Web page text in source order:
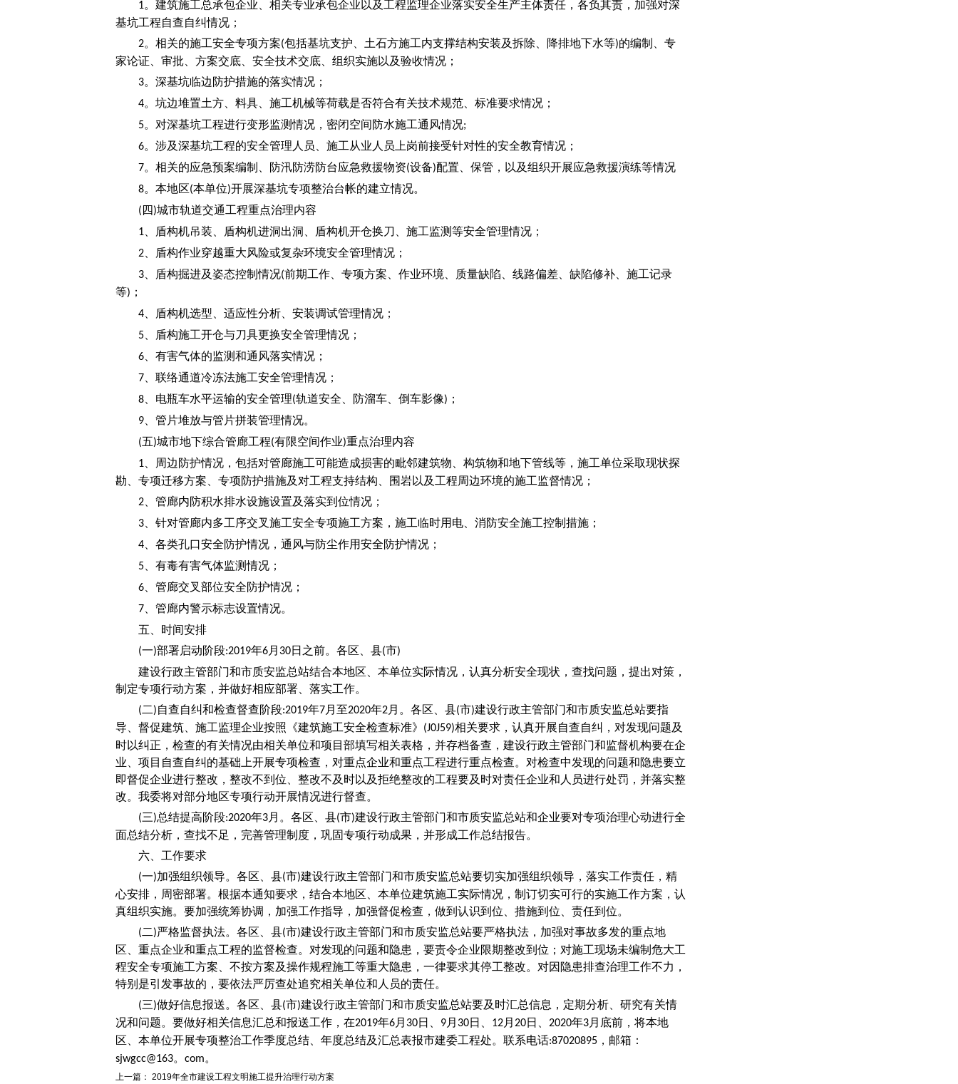
1。建筑施工总承包企业、相关专业承包企业以及工程监理企业落实安全生产主体责任，各负其责，加强对深
基坑工程自查自纠情况；
2。相关的施工安全专项方案(包括基坑支护、土石方施工内支撑结构安装及拆除、降排地下水等)的编制、专
家论证、审批、方案交底、安全技术交底、组织实施以及验收情况；
3。深基坑临边防护措施的落实情况；
4。坑边堆置土方、料具、施工机械等荷载是否符合有关技术规范、标准要求情况；
5。对深基坑工程进行变形监测情况，密闭空间防水施工通风情况;
6。涉及深基坑工程的安全管理人员、施工从业人员上岗前接受针对性的安全教育情况；
7。相关的应急预案编制、防汛防涝防台应急救援物资(设备)配置、保管，以及组织开展应急救援演练等情况
8。本地区(本单位)开展深基坑专项整治台帐的建立情况。
( 四)城市轨道交通工程重点治理内容
1 、盾构机吊装、盾构机进洞出洞、盾构机开仓换刀、施工监测等安全管理情况；
2 、盾构作业穿越重大风险或复杂环境安全管理情况；
3 、盾构掘进及姿态控制情况(前期工作、专项方案、作业环境、质量缺陷、线路偏差、缺陷修补、施工记录
等) ；
4 、盾构机选型、适应性分析、安装调试管理情况；
5 、盾构施工开仓与刀具更换安全管理情况；
6 、有害气体的监测和通风落实情况；
7 、联络通道冷冻法施工安全管理情况；
8 、电瓶车水平运输的安全管理(轨道安全、防溜车、倒车影像) ；
9 、管片堆放与管片拼装管理情况。
(五)城市地下综合管廊工程(有限空间作业)重点治理内容
1 、周边防护情况，包括对管廊施工可能造成损害的毗邻建筑物、构筑物和地下管线等，施工单位采取现状探
勘、专项迁移方案、专项防护措施及对工程支持结构、围岩以及工程周边环境的施工监督情况；
2 、管廊内防积水排水设施设置及落实到位情况；
3 、针对管廊内多工序交叉施工安全专项施工方案，施工临时用电、消防安全施工控制措施；
4 、各类孔口安全防护情况，通风与防尘作用安全防护情况；
5 、有毒有害气体监测情况；
6 、管廊交叉部位安全防护情况；
7 、管廊内警示标志设置情况。
五、时间安排
(一)部署启动阶段:2019年6月 30日之前。各区、县(市)
建设行政主管部门和市质安监总站结合本地区、本单位实际情况，认真分析安全现状，查找问题，提出对策，
制定专项行动方案，并做好相应部署、落实工作。
(二)自查自纠和检查督查阶段:2019年7月至2020年2月。各区、县(市)建设行政主管部门和市质安监总站要指
导、督促建筑、施工监理企业按照《建筑施工安全检查标准》 (J0J59)相关要求，认真开展自查自纠，对发现问题及
时以纠正，检查的有关情况由相关单位和项目部填写相关表格，并存档备查，建设行政主管部门和监督机构要在企
业、项目自查自纠的基础上开展专项检查，对重点企业和重点工程进行重点检查。对检查中发现的问题和隐患要立
即督促企业进行整改，整改不到位、整改不及时以及拒绝整改的工程要及时对责任企业和人员进行处罚，并落实整
改。我委将对部分地区专项行动开展情况进行督查。
(三)总结提高阶段:2020年3月。各区、县(市)建设行政主管部门和市质安监总站和企业要对专项治理心动进行全
面总结分析，查找不足，完善管理制度，巩固专项行动成果，并形成工作总结报告。
六、工作要求
(一)加强组织领导。各区、县(市)建设行政主管部门和市质安监总站要切实加强组织领导，落实工作责任，精
心安排，周密部署。根据本通知要求，结合本地区、本单位建筑施工实际情况，制订切实可行的实施工作方案，认
真组织实施。要加强统筹协调，加强工作指导，加强督促检查，做到认识到位、措施到位、责任到位。
(二)严格监督执法。各区、县(市)建设行政主管部门和市质安监总站要严格执法，加强对事故多发的重点地
区、重点企业和重点工程的监督检查。对发现的问题和隐患，要责令企业限期整改到位；对施工现场未编制危大工
程安全专项施工方案、不按方案及操作规程施工等重大隐患，一律要求其停工整改。对因隐患排查治理工作不力，
特别是引发事故的，要依法严厉查处追究相关单位和人员的责任。
(三)做好信息报送。各区、县(市)建设行政主管部门和市质安监总站要及时汇总信息，定期分析、研究有关情
况和问题。要做好相关信息汇总和报送工作，在2019年6月 30日、 9月 30日、 12月 20日、 2020年3月底前，将本地
区、本单位开展专项整治工作季度总结、年度总结及汇总表报市建委工程处。联系电话:87020895 ，邮箱：
sjwgcc@163。 com。
上一篇： 2019年全市建设工程文明施工提升治理行动方案